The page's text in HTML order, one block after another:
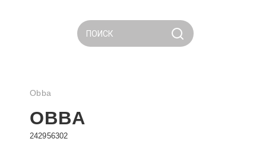
ПОИСК
Obba
OBBA
242956302